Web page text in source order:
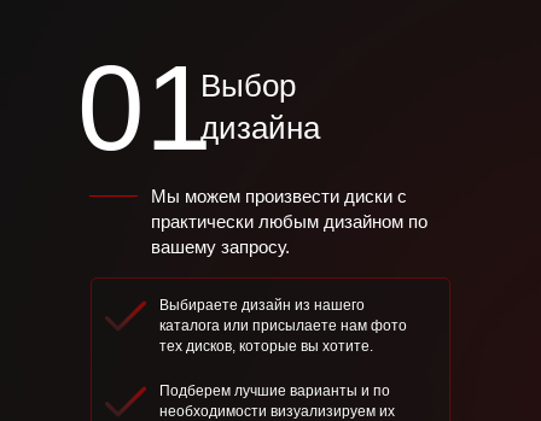
Мы можем произвести диски с
практически любым дизайном по
вашему запросу.
Выбор
дизайна
01
Выбираете дизайн из нашего
каталога или присылаете нам фото
тех дисков, которые вы хотите.
Подберем лучшие варианты и по
необходимости визуализируем их